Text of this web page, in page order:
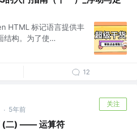
HTML 标记语言提供丰
结构。为了使...
12
· 5年前
关注
(二) —— 运算符